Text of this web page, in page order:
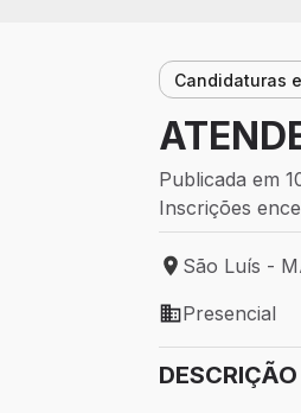
Candidaturas
Publicada em
Inscrições
Local de
São Luís -
Modelo de
Presencial